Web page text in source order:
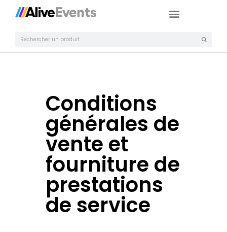
Conditions
générales de
vente et
fourniture de
prestations
de service